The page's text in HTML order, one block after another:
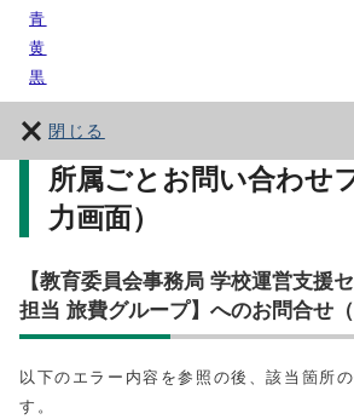
青
黄
黒
閉じる
所属ごとお問い合わせ
力画面）
【教育委員会事務局 学校運営支援
担当 旅費グループ】へのお問合せ（
以下のエラー内容を参照の後、該当箇所
す。